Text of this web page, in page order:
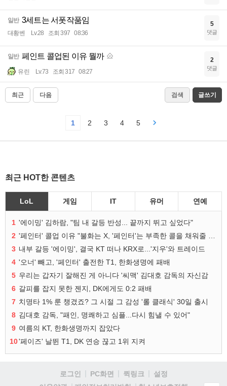
일반 3세트는 서폿작품임
대황벤 Lv.28 조회 397 08:36
5
댓글
일반 페인트 콜업된 이유 뭘까
유린 Lv.73 조회 317 08:27
2
댓글
최근 다음 검색 글쓰기
1 2 3 4 5
최근 HOT한 콘텐츠
LoL 게임 IT 유머 연예
1 '에이밍' 김하람, "팀 내 갈등 반성... 끝까지 뛰고 싶었다"
2
3 내부 갈등 '에이밍', 결국 KT 떠나 KRX로...'지우'와 트레이드
4 '오너' 빼고, '페인터' 출전한 T1, 한화생명에 패배
5 우리는 갑자기 잘해진 게 아니다 '씨맥' 김대호 감독의 자신감
6 갈피를 잡지 못한 젠지, DK에게도 0:2 패배
7 치명타 1% 룬 챙겼죠? 그 시절 그 감성 '롤 클래식' 30일 출시
8 김대호 감독, "패인, 명쾌하고 심플...다시 힘낼 수 있어"
9 여름의 KT, 한화생명까지 잡았다
10'페이즈' 날뛴 T1, DK 연승 끊고 1위 지켜
로그인 PC화면 퀵링크
설정